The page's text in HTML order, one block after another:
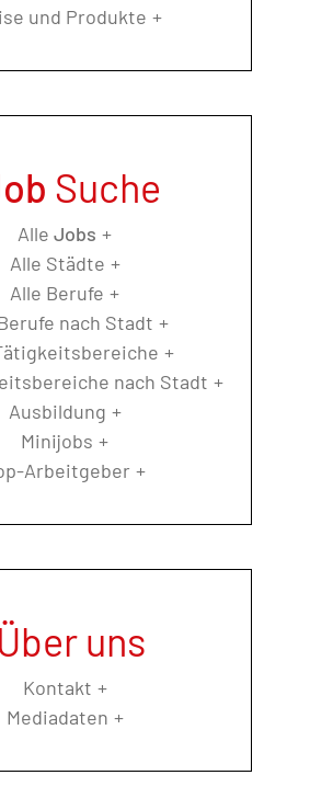
und Produkte
Suche
Alle Jobs
Alle Städte
Alle Berufe
nach Stadt
nach Stadt
Ausbildung
Minijobs
Arbeitgeber
Über uns
Kontakt
Mediadaten